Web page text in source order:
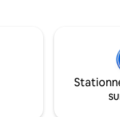
de surf, voile, vélos.....
50m, aire de jeux ,
fête foraine, restaurant
Tout peut se faire